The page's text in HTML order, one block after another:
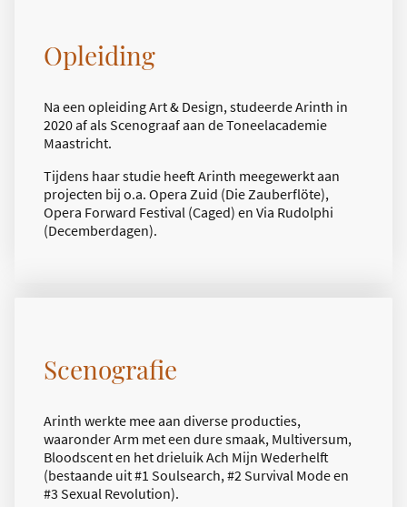
Opleiding
Na een opleiding Art & Design, studeerde Arinth in
2020 af als Scenograaf aan de Toneelacademie
Maastricht.
Tijdens haar studie heeft Arinth meegewerkt aan
projecten bij o.a. Opera Zuid (Die Zauberflöte),
Opera Forward Festival (Caged) en Via Rudolphi
(Decemberdagen).
Scenografie
Arinth werkte mee aan diverse producties,
waaronder Arm met een dure smaak, Multiversum,
Bloodscent en het drieluik Ach Mijn Wederhelft
(bestaande uit #1 Soulsearch, #2 Survival Mode en
#3 Sexual Revolution).